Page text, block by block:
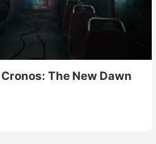
The New Dawn